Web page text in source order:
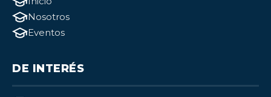
Nosotros
Eventos
DE INTERÉS